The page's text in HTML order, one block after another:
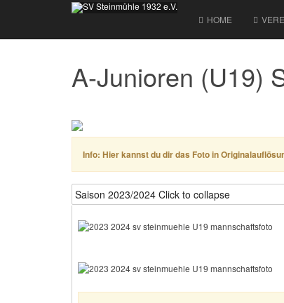
HOME
A-Junioren (U19)
Info: Hier kannst du dir das Foto in
Saison 2023/2024 Click to collapse